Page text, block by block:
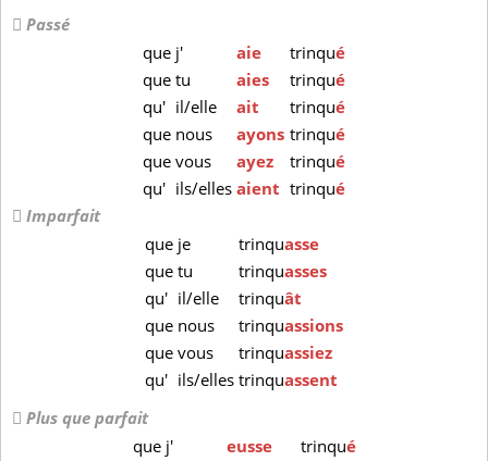
Passé
que j' aie trinqué
quetu aies trinqué
qu' il/elle ait trinqué
que nous ayons trinqué
quevous ayez trinqué
qu' ils/ellesaient trinqué
Imparfait
que je trinquasse
quetu trinquasses
qu' il/elle trinquât
que nous trinquassions
quevous trinquassiez
qu' ils/ellestrinquassent
Plus que parfait
que j' eusse trinqué